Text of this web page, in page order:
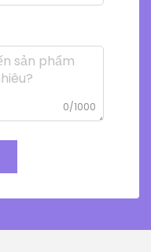
0/1000